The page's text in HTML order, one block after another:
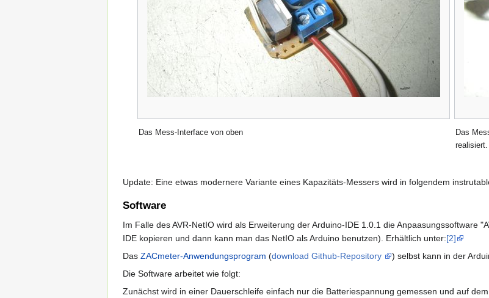
Das Mess-Interface von oben
Das
realisiert.
Update: Eine etwas modernere Variante eines Kapazitäts-Messers wird in folgendem
Software
Im Falle des AVR-NetIO wird als Erweiterung der Arduino-IDE 1.0.1 die Anpaasungssoftware
IDE kopieren und dann kann man das NetIO als Arduino benutzen). Erhältlich unter:[2]
Das ZACmeter-Anwendungsprogram (download Github-Repository
) selbst kann in der
Die Software arbeitet wie folgt:
Zunächst wird in einer Dauerschleife einfach nur die Batteriespannung gemessen und auf dem